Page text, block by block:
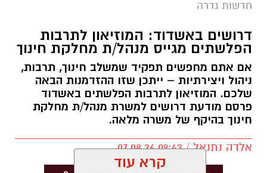
חדשות גדרה
דרושים באשדוד: המוזיאון לתרבות
הפלשתים מגייס מנהל/ת מחלקת חינוך
אם אתם מחפשים תפקיד שמשלב חינוך, תרבות,
ניהול ויצירתיות – ייתכן שזו ההזדמנות הבאה
שלכם. המוזיאון לתרבות הפלשתים באשדוד
פרסם מודעת דרושים למשרת מנהל/ת מחלקת
חינוך בהיקף של משרה מלאה.
אלדה נתנאל / 09:43 07.08.26
קרא עוד